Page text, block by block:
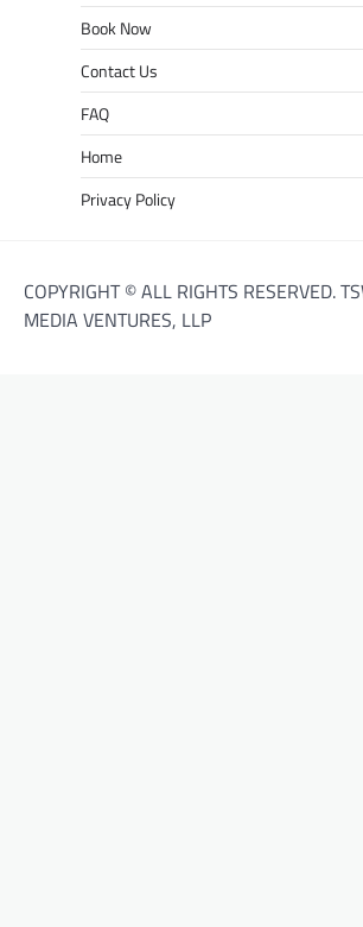
Book Now
Contact Us
FAQ
Home
Privacy Policy
COPYRIGHT © ALL RIGHTS RESERVED.
MEDIA VENTURES, LLP